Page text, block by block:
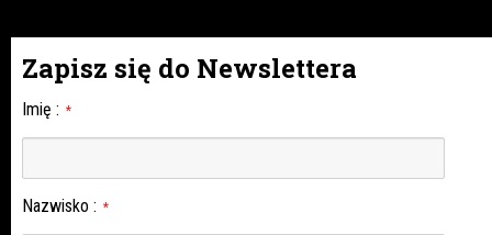
Zapisz się do Newslettera
Imię : *
Nazwisko : *